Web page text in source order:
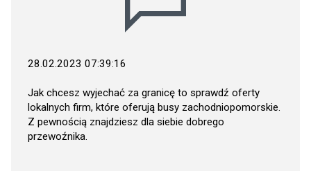
28.02.2023 07:39:16
Jak chcesz wyjechać za granicę to sprawdź oferty
lokalnych firm, które oferują busy zachodniopomorskie.
Z pewnością znajdziesz dla siebie dobrego
przewoźnika.